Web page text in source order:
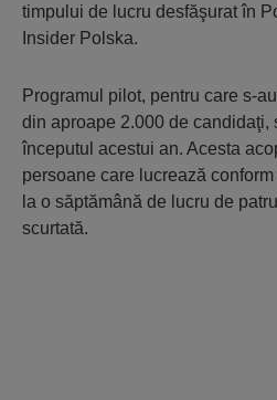
timpului de lucru desfăşurat în
Insider Polska.
Programul pilot, pentru care s-
din aproape 2.000 de candidaţi,
începutul acestui an. Acesta
persoane care lucrează
la o săptămână de lucru de
scurtată.